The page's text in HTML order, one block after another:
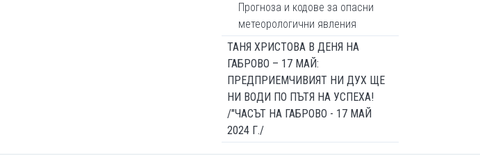
Прогноза и кодове за опасни
метеорологични явления
ТАНЯ ХРИСТОВА В ДЕНЯ НА
ГАБРОВО – 17 МАЙ:
ПРЕДПРИЕМЧИВИЯТ НИ ДУХ ЩЕ
НИ ВОДИ ПО ПЪТЯ НА УСПЕХА!
/"ЧАСЪТ НА ГАБРОВО - 17 МАЙ
2024 Г./